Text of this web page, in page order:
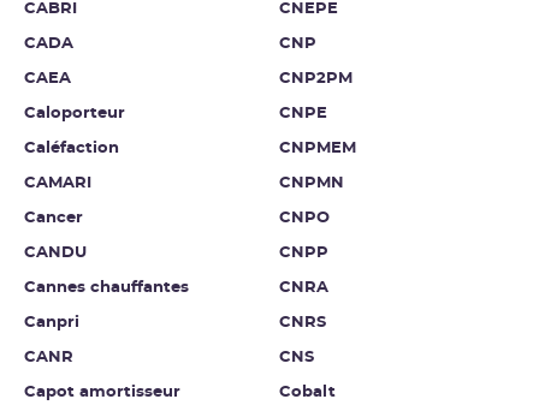
CABRI
CADA
CAEA
Caloporteur
Caléfaction
CAMARI
Cancer
CANDU
Cannes chauffantes
Canpri
CANR
Capot amortisseur
CNEPE
CNP
CNP2PM
CNPE
CNPMEM
CNPMN
CNPO
CNPP
CNRA
CNRS
CNS
Cobalt